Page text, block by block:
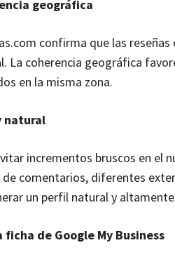
geográfica
confirma que las
La coherencia geográfica
en la misma zona.
natural
incrementos bruscos en el
comentarios, diferentes
un perfil natural y
de Google My Business